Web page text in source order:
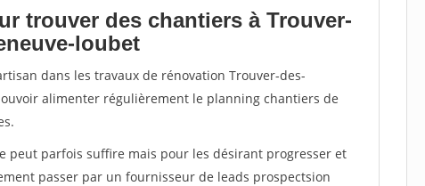
trouver des chantiers à Trouver-
loubet
dans les travaux de rénovation Trouver-des-
alimenter régulièrement le planning chantiers de
peut parfois suffire mais pour les désirant progresser et
passer par un fournisseur de leads prospectsion